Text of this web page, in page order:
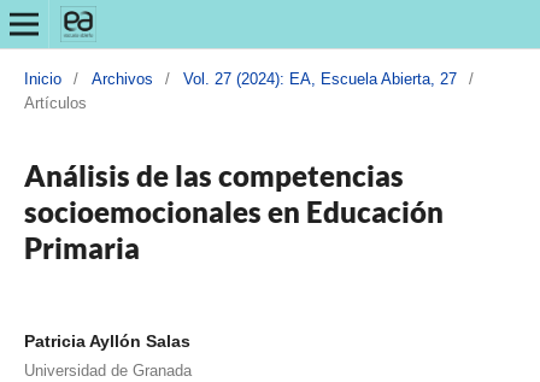
Inicio / Archivos / Vol. 27 (2024): EA, Escuela Abierta, 27
/
Artículos
Análisis de las competencias
socioemocionales en Educación
Primaria
Patricia Ayllón Salas
Universidad de Granada